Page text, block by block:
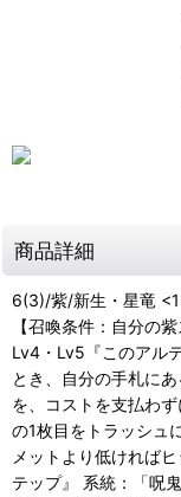
商品詳細
6(3)/紫/新生・星竜
【召喚条件：自分の
Lv4・Lv5『このアル
とき、自分の手札に
を、コストを支払わ
の1枚目をトラッシュ
メットより低ければ
テップ』 系統：「呪